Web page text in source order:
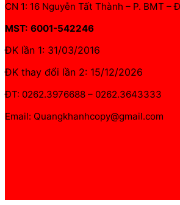
CN 1: 16 Nguyễn Tất Thành – P. BMT –
MST: 6001-542246
ĐK lần 1: 31/03/2016
ĐK thay đổi lần 2: 15/12/2026
ĐT: 0262.3976688 – 0262.3643333
Email: Quangkhanhcopy@gmail.com